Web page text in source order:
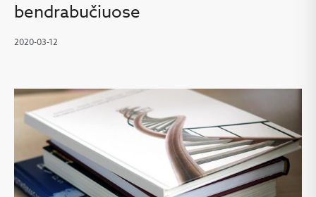
bendrabučiuose
2020-03-12